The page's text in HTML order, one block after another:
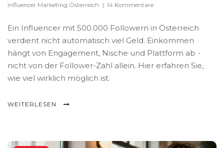
Influencer Marketing Österreich | 14 Kommentare
Ein Influencer mit 500.000 Followern in Österreich
verdient nicht automatisch viel Geld. Einkommen
hängt von Engagement, Nische und Plattform ab -
nicht von der Follower-Zahl allein. Hier erfahren Sie,
wie viel wirklich möglich ist.
WEITERLESEN